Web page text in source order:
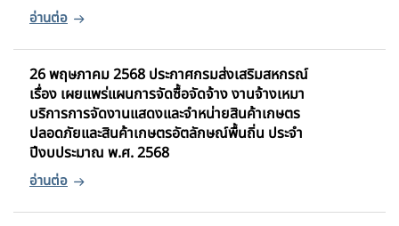
26 พฤษภาคม 2568 ประกาศกรมส่งเสริมสหกรณ์
เรื่อง เผยแพร่แผนการจัดซื้อจัดจ้าง งานจ้างเหมา
บริการการจัดงานแสดงและจำหน่ายสินค้าเกษตร
ปลอดภัยและสินค้าเกษตรอัตลักษณ์พื้นถิ่น ประจำ
ปีงบประมาณ พ.ศ. 2568